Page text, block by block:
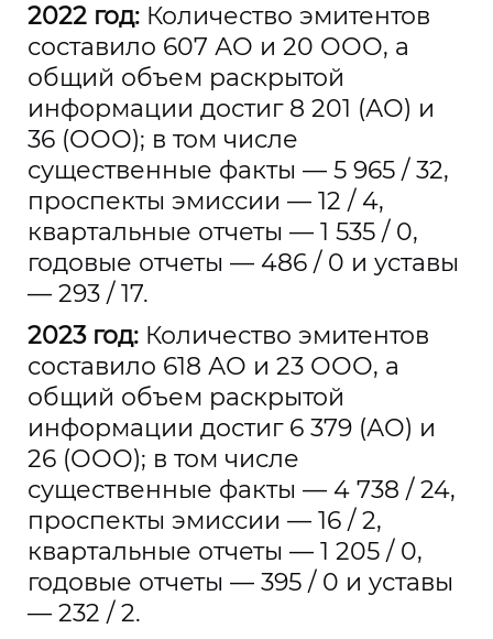
2022 год: Количество эмитентов
составило 607 АО и 20 ООО, а
общий объем раскрытой
информации достиг 8 201 (АО) и
36 (ООО); в том числе
существенные факты — 5 965 / 32,
проспекты эмиссии — 12 / 4,
квартальные отчеты — 1 535 / 0,
годовые отчеты — 486 / 0 и уставы
— 293 / 17.
2023 год: Количество эмитентов
составило 618 АО и 23 ООО, а
общий объем раскрытой
информации достиг 6 379 (АО) и
26 (ООО); в том числе
существенные факты — 4 738 / 24,
проспекты эмиссии — 16 / 2,
квартальные отчеты — 1 205 / 0,
годовые отчеты — 395 / 0 и уставы
— 232 / 2.